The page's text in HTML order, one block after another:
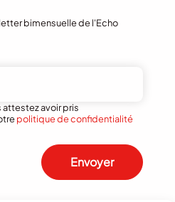
bimensuelle de l'Echo
attestez avoir pris
politique de confidentialité
Envoyer